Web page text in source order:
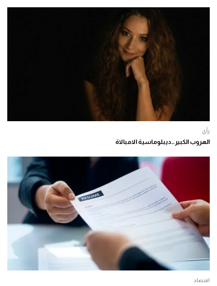
رأي
الهروب الكبير…ديبلوماسية الامبالاة
اقتصاد